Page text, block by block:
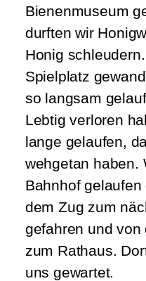
Bienenmuseum
durften wir
Honig
Spielplatz
so langsam
Lebtig verloren
lange gelaufen,
wehgetan haben.
Bahnhof
dem Zug zum
gefahren und von
zum Rathaus.
uns gewartet.